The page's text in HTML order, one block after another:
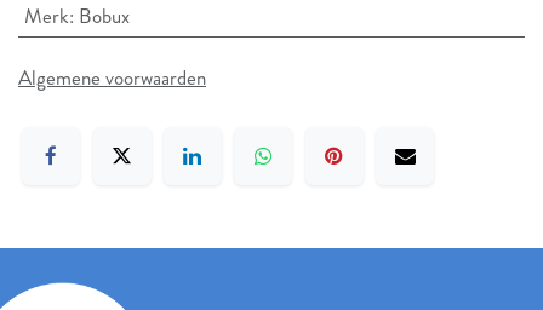
Merk: Bobux
Algemene voorwaarden